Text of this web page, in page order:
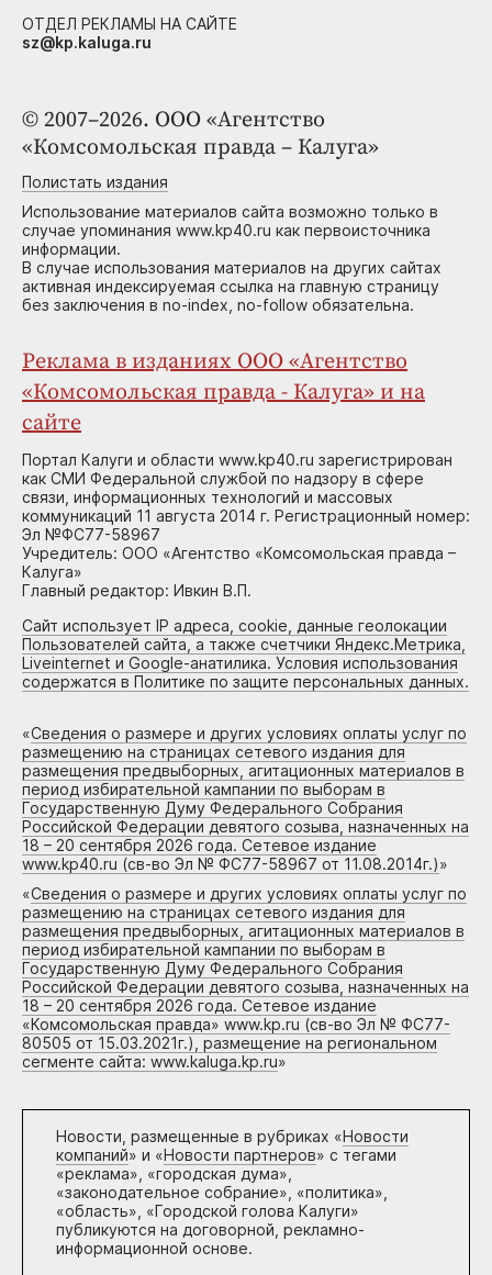
© 2007–2026. ООО «Агентство
«Комсомольская правда – Калуга»
Полистать издания
Использование материалов сайта возможно только в
случае упоминания www.kp40.ru как первоисточника
информации.
В случае использования материалов на других сайтах
активная индексируемая ссылка на главную страницу
без заключения в no-index, no-follow обязательна.
Реклама в изданиях ООО «Агентство
«Комсомольская правда - Калуга» и на
сайте
Портал Калуги и области www.kp40.ru зарегистрирован
как СМИ Федеральной службой по надзору в сфере
связи, информационных технологий и массовых
коммуникаций 11 августа 2014 г. Регистрационный номер:
Эл №ФС77-58967
Учредитель: ООО «Агентство «Комсомольская правда –
Калуга»
Главный редактор: Ивкин В.П.
Сайт использует IP адреса, cookie, данные геолокации
Пользователей сайта, а также счетчики Яндекс.Метрика,
Liveinternet и Google-анатилика. Условия использования
содержатся в Политике по защите персональных данных.
«Сведения о размере и других условиях оплаты услуг по
размещению на страницах сетевого издания для
размещения предвыборных, агитационных материалов в
период избирательной кампании по выборам в
Государственную Думу Федерального Собрания
Российской Федерации девятого созыва, назначенных на
18 – 20 сентября 2026 года. Сетевое издание
www.kp40.ru (св-во Эл № ФС77-58967 от 11.08.2014г.)»
«Сведения о размере и других условиях оплаты услуг по
размещению на страницах сетевого издания для
размещения предвыборных, агитационных материалов в
период избирательной кампании по выборам в
Государственную Думу Федерального Собрания
Российской Федерации девятого созыва, назначенных на
18 – 20 сентября 2026 года. Сетевое издание
«Комсомольская правда» www.kp.ru (св-во Эл № ФС77-
80505 от 15.03.2021г.), размещение на региональном
сегменте сайта: www.kaluga.kp.ru»
Новости, размещенные в рубриках «Новости
компаний» и «Новости партнеров» с тегами
«реклама», «городская дума»,
«законодательное собрание», «политика»,
«область», «Городской голова Калуги»
публикуются на договорной, рекламно-
информационной основе.
ОТДЕЛ РЕКЛАМЫ НА САЙТЕ
sz@kp.kaluga.ru